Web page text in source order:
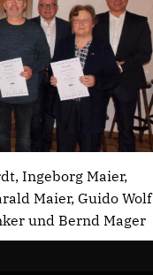
Ingeborg Maier,
Maier, Guido Wolf
und Bernd Mager